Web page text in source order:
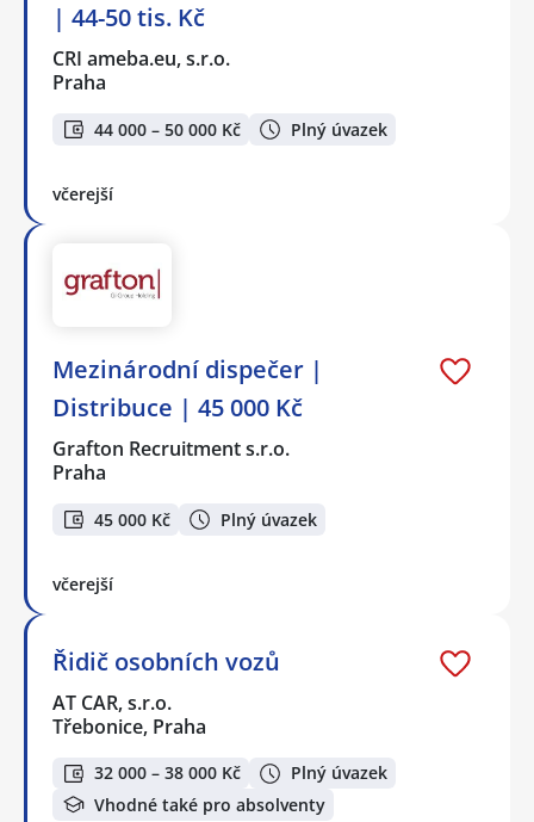
| 44-50 tis. Kč
CRI ameba.eu, s.r.o.
Praha
44 000 – 50 000 Kč Plný úvazek
včerejší
Mezinárodní dispečer |
Distribuce | 45 000 Kč
Grafton Recruitment s.r.o.
Praha
45 000 Kč Plný úvazek
včerejší
Řidič osobních vozů
AT CAR, s.r.o.
Třebonice, Praha
32 000 – 38 000 Kč
Plný úvazek
Vhodné také pro absolventy